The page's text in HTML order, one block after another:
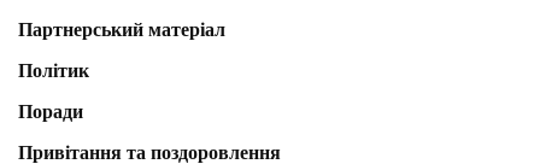
Партнерський матеріал
Політик
Поради
Привітання та поздоровлення